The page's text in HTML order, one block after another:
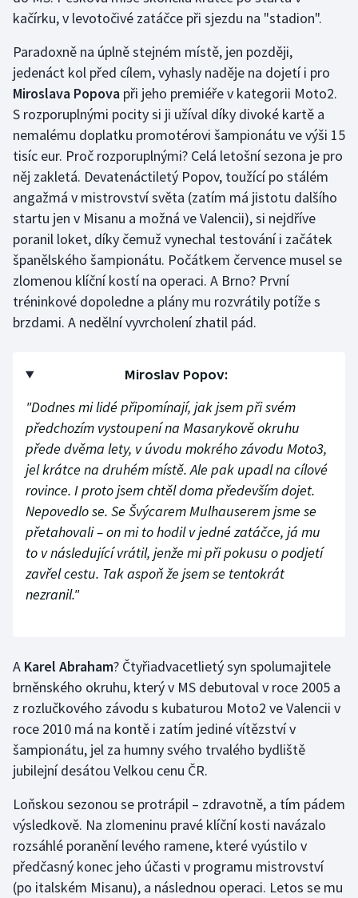
kačírku, v levotočivé zatáčce při sjezdu na "stadion".
Paradoxně na úplně stejném místě, jen později,
jedenáct kol před cílem, vyhasly naděje na dojetí i pro
Miroslava Popova při jeho premiéře v kategorii Moto2.
S rozporuplnými pocity si ji užíval díky divoké kartě a
nemalému doplatku promotérovi šampionátu ve výši 15
tisíc eur. Proč rozporuplnými? Celá letošní sezona je pro
něj zakletá. Devatenáctiletý Popov, toužící po stálém
angažmá v mistrovství světa (zatím má jistotu dalšího
startu jen v Misanu a možná ve Valencii), si nejdříve
poranil loket, díky čemuž vynechal testování i začátek
španělského šampionátu. Počátkem července musel se
zlomenou klíční kostí na operaci. A Brno? První
tréninkové dopoledne a plány mu rozvrátily potíže s
brzdami. A nedělní vyvrcholení zhatil pád.
Miroslav Popov:
"Dodnes mi lidé připomínají, jak jsem při svém
předchozím vystoupení na Masarykově okruhu
přede dvěma lety, v úvodu mokrého závodu Moto3,
jel krátce na druhém místě. Ale pak upadl na cílové
rovince. I proto jsem chtěl doma především dojet.
Nepovedlo se. Se Švýcarem Mulhauserem jsme se
přetahovali – on mi to hodil v jedné zatáčce, já mu
to v následující vrátil, jenže mi při pokusu o podjetí
zavřel cestu. Tak aspoň že jsem se tentokrát
nezranil."
A Karel Abraham? Čtyřiadvacetlietý syn spolumajitele
brněnského okruhu, který v MS debutoval v roce 2005 a
z rozlučkového závodu s kubaturou Moto2 ve Valencii v
roce 2010 má na kontě i zatím jediné vítězství v
šampionátu, jel za humny svého trvalého bydliště
jubilejní desátou Velkou cenu ČR.
Loňskou sezonou se protrápil – zdravotně, a tím pádem
výsledkově. Na zlomeninu pravé klíční kosti navázalo
rozsáhlé poranění levého ramene, které vyústilo v
předčasný konec jeho účasti v programu mistrovství
(po italském Misanu), a následnou operaci. Letos se mu